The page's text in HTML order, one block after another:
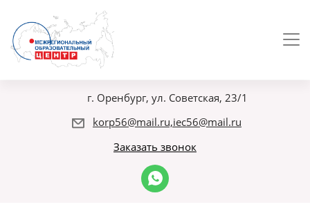
г. Оренбург, ул. Советская, 23/1
korp56@mail.ru,iec56@mail.ru
Заказать звонок